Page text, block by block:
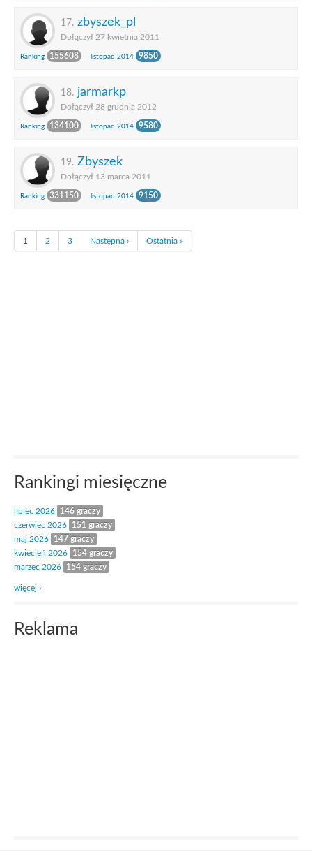
17. zbyszek_pl
Dołączył 27 kwietnia 2011
Ranking 155608 listopad 2014 9850
18. jarmarkp
Dołączył 28 grudnia 2012
Ranking 134100 listopad 2014 9580
19. Zbyszek
Dołączył 13 marca 2011
Ranking 331150 listopad 2014 9150
1 2 3 Następna › Ostatnia »
Rankingi miesięczne
lipiec 2026
146 graczy
czerwiec 2026
151 graczy
maj 2026
147 graczy
kwiecień 2026
154 graczy
marzec 2026
154 graczy
więcej ›
Reklama